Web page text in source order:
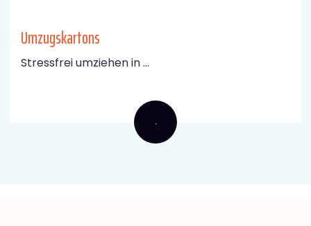
Umzugskartons
Stressfrei umziehen in ...